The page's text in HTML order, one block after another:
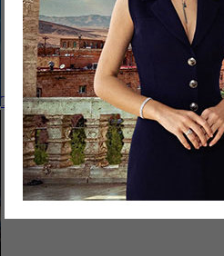
Тағдырлас тамырлар